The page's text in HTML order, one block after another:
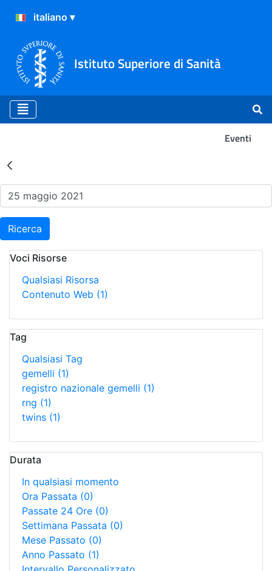
Istituto Superiore di Sanità
Eventi
Risultati della Ricerca -
Ricerca
Voci Risorse
Qualsiasi Risorsa
Contenuto Web (1)
Tag
Qualsiasi Tag
gemelli (1)
registro nazionale gemelli (1)
rng (1)
twins (1)
Durata
In qualsiasi momento
Ora Passata (0)
Passate 24 Ore (0)
Settimana Passata (0)
Mese Passato (0)
Anno Passato (1)